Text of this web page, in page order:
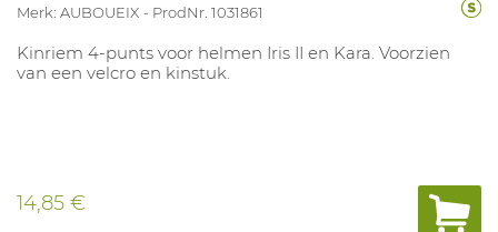
Merk: AUBOUEIX ProdNr. 1031861
Kinriem 4-punts voor helmen Iris II en Kara. Voorzien
van een velcro en kinstuk.
14,85 €